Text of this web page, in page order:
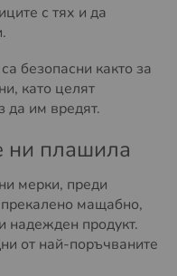
с тях и да
безопасни както за
като целят
да им вредят.
ни плашила
мерки, преди
мащабно,
надежден продукт.
от най-поръчваните